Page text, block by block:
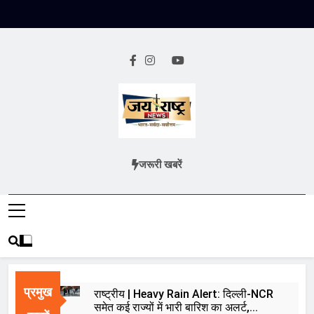
Jai Rashtra
हिंदी समाचार
जरूरी खबरें
प्रमुख
राष्ट्रीय | Heavy Rain Alert: दिल्ली-NCR
समेत कई राज्यों में भारी बारिश का अलर्ट,